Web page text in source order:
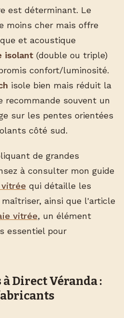
est déterminant. Le
moins cher mais offre
et acoustique
isolant (double ou triple)
confort/luminosité.
isole bien mais réduit la
recommande souvent un
sur les pentes orientées
côté sud.
de grandes
à consulter mon guide
qui détaille les
ainsi que l'article
vitrée, un élément
essentiel pour
Direct Véranda :